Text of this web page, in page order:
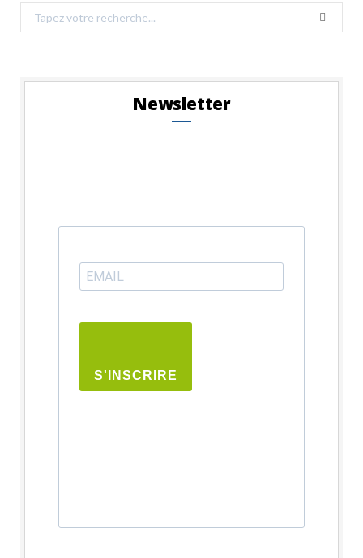
Search
for:
Newsletter
S'INSCRIRE